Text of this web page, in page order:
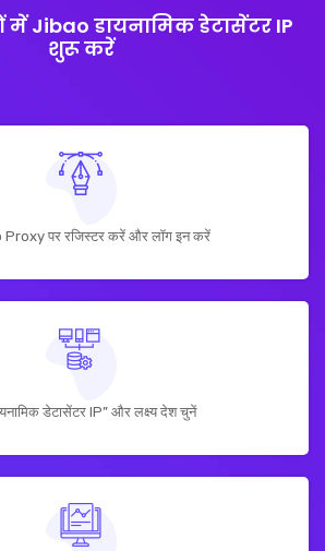
Jibao डायनामिक डेटासेंटर IP
शुरू करें
Proxy पर रजिस्टर करें और लॉग इन करें
डेटासेंटर IP” और लक्ष्य देश चुनें